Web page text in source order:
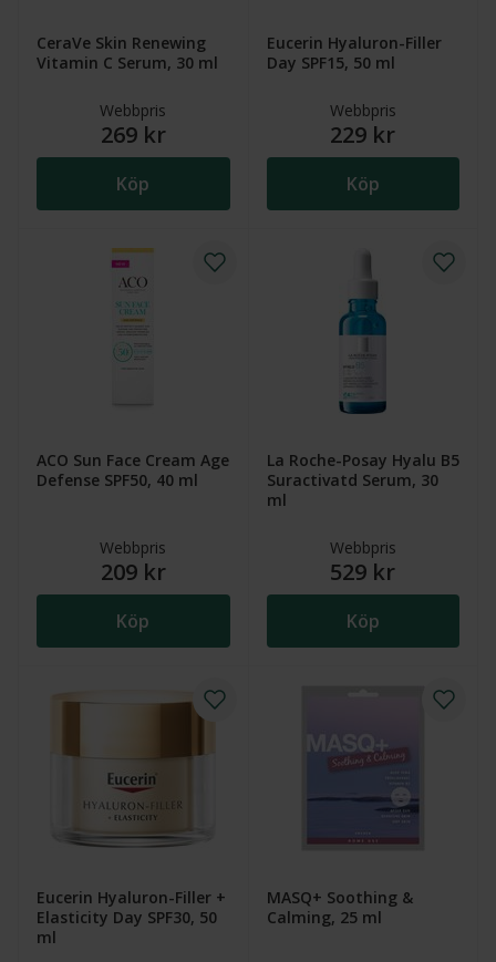
CeraVe Skin Renewing
Vitamin C Serum, 30 ml
Webbpris
269 kr
Köp
Eucerin Hyaluron-Filler
Day SPF15, 50 ml
Webbpris
229 kr
Köp
ACO Sun Face Cream Age
Defense SPF50, 40 ml
Webbpris
209 kr
Köp
La Roche-Posay Hyalu B5
Suractivatd Serum, 30
ml
Webbpris
529 kr
Köp
Eucerin Hyaluron-Filler +
Elasticity Day SPF30, 50
ml
MASQ+ Soothing &
Calming, 25 ml